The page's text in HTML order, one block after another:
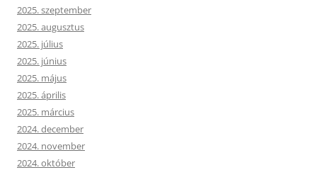
2025. szeptember
2025. augusztus
2025. július
2025. június
2025. május
2025. április
2025. március
2024. december
2024. november
2024. október